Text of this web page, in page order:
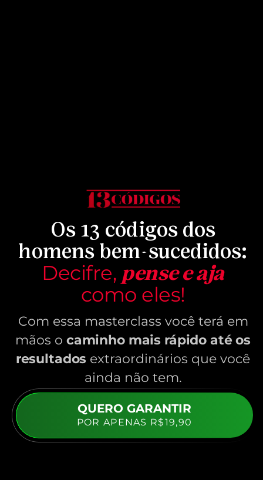
Os 13 códigos dos
homens bem-sucedidos:
Decifre, pense e aja
como eles!
Com essa masterclass você terá em
mãos o caminho mais rápido até os
resultados extraordinários que você
ainda não tem.
QUERO GARANTIR
POR APENAS R$19,90